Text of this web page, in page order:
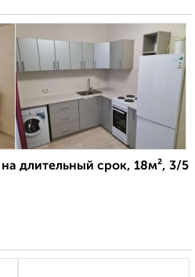
длительный срок, 18м², 3/5